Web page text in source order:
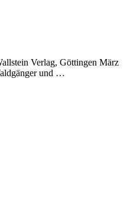
Verlag, Göttingen März
und …